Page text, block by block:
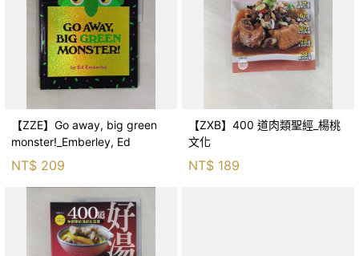
【ZZE】Go away, big green
monster!_Emberley, Ed
NT$ 209
【ZXB】400 道肉類聖經_楊桃
文化
NT$ 189